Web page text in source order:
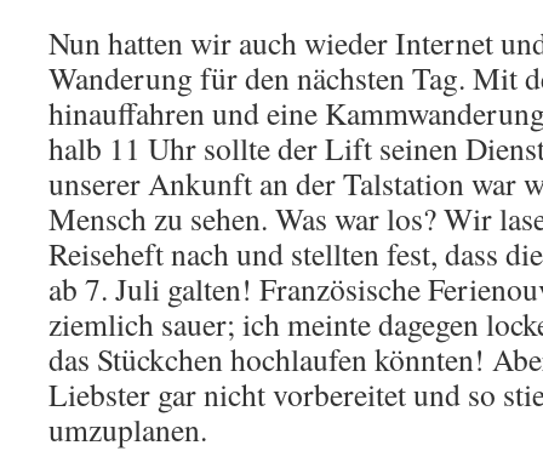
Nun hatten wir auch wieder Internet
Wanderung für den nächsten Tag. Mit
hinauffahren und eine
halb 11 Uhr sollte der Lift seinen
unserer Ankunft an der Talstation war
Mensch zu sehen. Was war los? Wir
Reiseheft nach und stellten fest, dass
ab 7. Juli galten! Französische
ziemlich sauer; ich meinte dagegen
das Stückchen hochlaufen könnten!
Liebster gar nicht vorbereitet und so
umzuplanen.